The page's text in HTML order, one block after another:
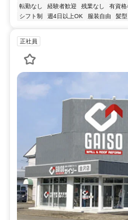
転勤なし
経験者歓迎 残業なし 有資格
シフト制
週4日以上OK 服装自由 髪
正社員